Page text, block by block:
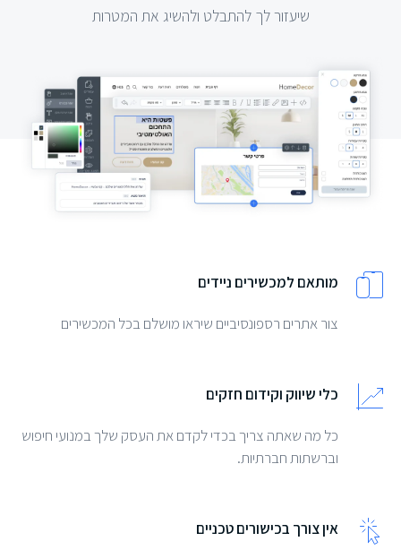
שיעזור לך להתבלט ולהשיג את המטרות
מותאם למכשירים ניידים
צור אתרים רספונסיביים שיראו מושלם בכל המכשירים
כלי שיווק וקידום חזקים
כל מה שאתה צריך בכדי לקדם את העסק שלך במנועי חיפוש
וברשתות חברתיות.
אין צורך בכישורים טכניים